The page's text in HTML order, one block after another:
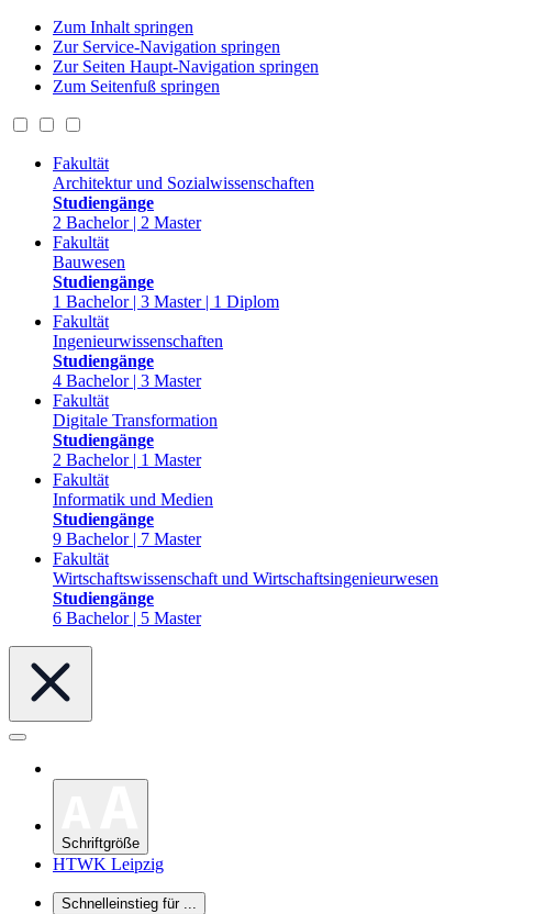
Zum Inhalt springen
Zur Service-Navigation springen
Zur Seiten Haupt-Navigation springen
Zum Seitenfuß springen
Fakultät
Architektur und Sozialwissenschaften
Studiengänge
2 Bachelor | 2 Master
Fakultät
Bauwesen
Studiengänge
1 Bachelor | 3 Master | 1 Diplom
Fakultät
Ingenieurwissenschaften
Studiengänge
4 Bachelor | 3 Master
Fakultät
Digitale Transformation
Studiengänge
2 Bachelor | 1 Master
Fakultät
Informatik und Medien
Studiengänge
9 Bachelor | 7 Master
Fakultät
Wirtschaftswissenschaft und Wirtschaftsingenieurwesen
Studiengänge
6 Bachelor | 5 Master
Schriftgröße
HTWK Leipzig
Schnelleinstieg für ...